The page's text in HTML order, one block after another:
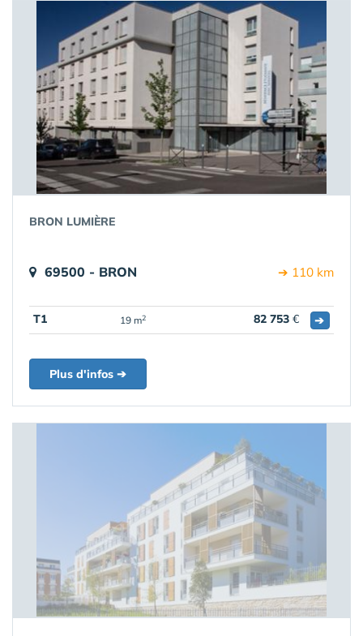
BRON LUMIÈRE
69500 - BRON ➔ 110 km
T1 19 m2 82 753 € ➔
Plus d'infos ➔